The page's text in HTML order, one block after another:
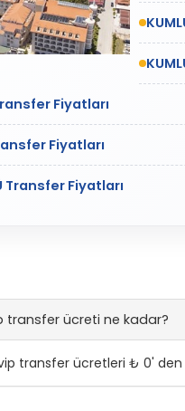
Fiyatları
Fiyatları
Transfer Fiyatları
transfer ücreti ne kadar?
vip transfer ücretleri ₺ 0'